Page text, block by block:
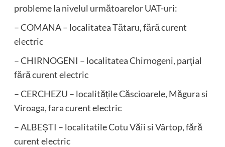
probleme la nivelul următoarelor UAT-uri:
– COMANA – localitatea Tătaru, fără curent
electric
– CHIRNOGENI – localitatea Chirnogeni, parțial
fără curent electric
– CERCHEZU – localitățile Căscioarele, Măgura si
Viroaga, fara curent electric
– ALBEȘTI – localitatile Cotu Văii si Vârtop, fără
curent electric